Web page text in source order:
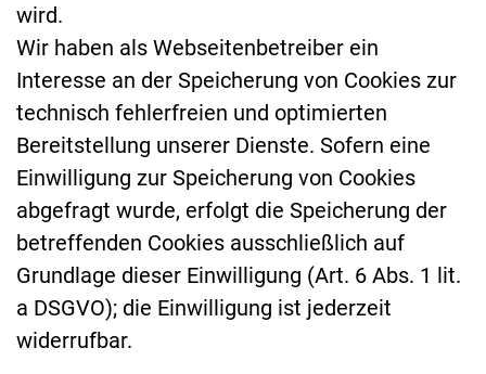
wird.
Wir haben als Webseitenbetreiber ein
Interesse an der Speicherung von Cookies zur
technisch fehlerfreien und optimierten
Bereitstellung unserer Dienste. Sofern eine
Einwilligung zur Speicherung von Cookies
abgefragt wurde, erfolgt die Speicherung der
betreffenden Cookies ausschließlich auf
Grundlage dieser Einwilligung (Art. 6 Abs. 1 lit.
a DSGVO); die Einwilligung ist jederzeit
widerrufbar.